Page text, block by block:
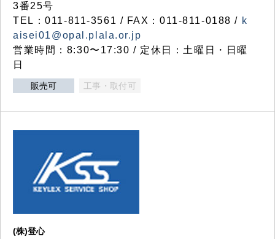
3番25号
TEL：011-811-3561 / FAX：011-811-0188 / k
aisei01@opal.plala.or.jp
営業時間：8:30〜17:30 / 定休日：土曜日・日曜
日
販売可 工事・取付可
(株)登心